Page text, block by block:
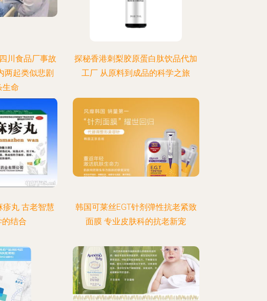
川食品厂事故
两起类似悲剧
生命
探秘香港刺梨胶原蛋白肽饮品代加
工厂 从原料到成品的科学之旅
丸 古老智慧
结合
韩国可莱丝EGT针剂弹性抗老紧致
面膜 专业皮肤科的抗老新宠